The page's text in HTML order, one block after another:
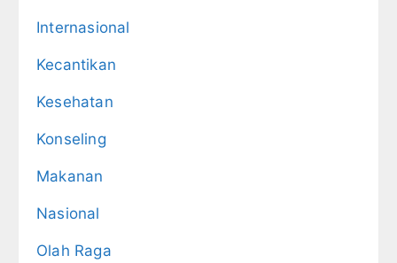
Internasional
Kecantikan
Kesehatan
Konseling
Makanan
Nasional
Olah Raga